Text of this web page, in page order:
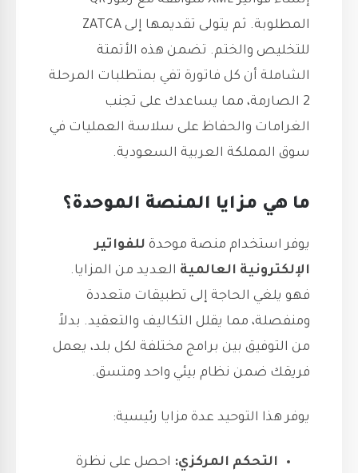
المطلوبة. ثم يتولى تقديمها إلى ZATCA
للتخليص والختم. تضمن هذه الأتمتة
الشاملة أن كل فاتورة تفي بمتطلبات المرحلة
2 الصارمة، مما يساعدك على تجنب
الغرامات والحفاظ على سلاسة العمليات في
سوق المملكة العربية السعودية.
ما هي مزايا المنصة الموحدة؟
يوفر استخدام منصة موحدة للفواتير
الإلكترونية العالمية العديد من المزايا.
فهو يلغي الحاجة إلى تطبيقات متعددة
ومنفصلة، مما يقلل التكاليف والتعقيد. بدلاً
من التوفيق بين برامج مختلفة لكل بلد، يعمل
فريقك ضمن نظام بيئي واحد ومتسق.
يوفر هذا التوحيد عدة مزايا رئيسية:
التحكم المركزي: احصل على نظرة